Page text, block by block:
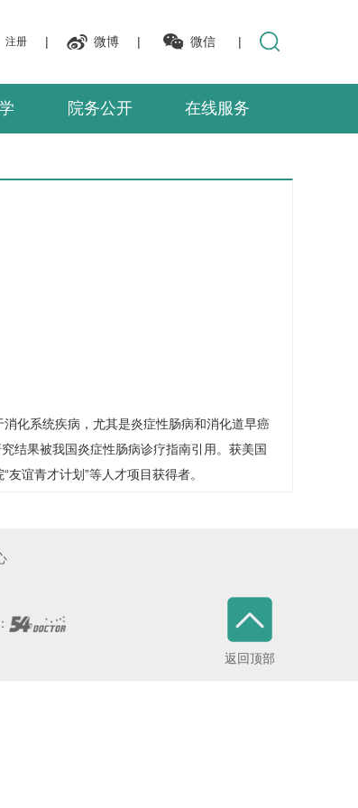
注册 | 微博 | 微信 |
院务公开 在线服务
化系统疾病，尤其是炎症性肠病和消化道早癌
结果被我国炎症性肠病诊疗指南引用。获美国
谊青才计划”等人才项目获得者。
返回顶部